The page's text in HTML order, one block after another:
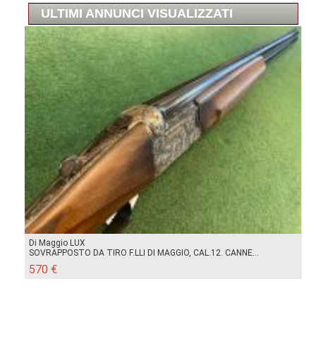
ULTIMI ANNUNCI VISUALIZZATI
Di Maggio LUX
SOVRAPPOSTO DA TIRO F.LLI DI MAGGIO, CAL.12. CANNE...
570 €